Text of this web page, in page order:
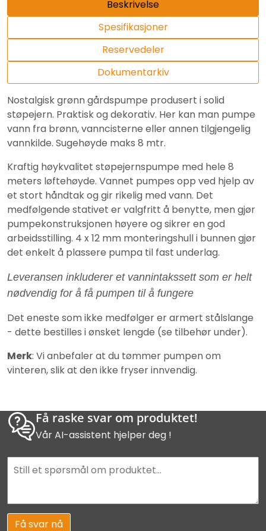
Beskrivelse
Spesifikasjoner
Reservedeler
Dokumentarkiv
Nostalgisk grønn gårdspumpe produsert i solid
støpejern. Praktisk og dekorativ. Her kan man pumpe
vann fra brønn, vanncisterne eller annen tilgjengelig
vannkilde. Sugehøyde maks 8 mtr.
Kraftig høykvalitet støpejernspumpe med hele 8
meters løftehøyde. Vannet pumpes opp ved hjelp av
et stort håndtak og gir rikelig med vann. Det
medfølgende stativet er valgfritt å benytte, men gjør
pumpekonstruksjonen høyere og sikrer en god
arbeidsstilling. 4 x 12 mm monteringshull i bunnen gjør
det enkelt å plassere pumpa til fast underlag.
Leveransen inkluderer et vannintakssett som er helt
nødvendig for å få pumpen til å fungere
Det eneste som ikke medfølger er armert stålslange
- dette bestilles i ønsket lengde (se tilbehør under).
Merk: Vi anbefaler at du tømmer pumpen om
vinteren, slik at den ikke fryser innvendig.
Få raske svar om produktet!
Vår AI-assistent hjelper deg !
Få svar nå